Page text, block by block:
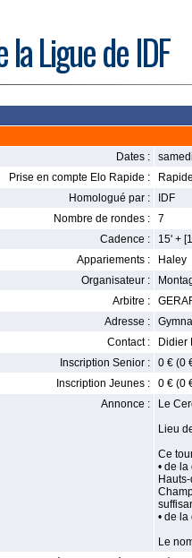
la Ligue de IDF
Dates :
Prise en compte Elo Rapide :
Homologué par :
IDF
Nombre de rondes :
7
Cadence :
15' +
Appariements :
Haley
Organisateur :
Arbitre :
Adresse :
Contact :
Didier
Inscription Senior :
0 € (0
Inscription Jeunes :
0 € (0
Annonce :
Le
Lieu
Ce
• de
• de
Le